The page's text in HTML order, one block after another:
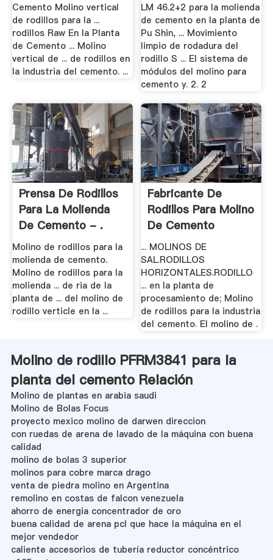
Cemento Molino vertical
de rodillos para la ...
rodillos Raw En la Planta
de Cemento ... Molino
vertical de ... de rodillos en
la industria del cemento. ...
LM 46.2+2 para la molienda
de cemento en la planta de
Pu Shin, ... Movimiento
limpio de rodadura del
rodillo S ... El sistema de
módulos del molino para
cemento y. 2. 2
Prensa De Rodillos
Para La Molienda
De Cemento - .
Molino de rodillos para la
molienda de cemento.
Molino de rodillos para la
molienda ... de ria de la
planta de ... del molino de
rodillo verticle en la ...
Fabricante De
Rodillos Para Molino
De Cemento
... MOLINOS DE
SAL.RODILLOS
HORIZONTALES.RODILLO
... en la planta de
procesamiento de; Molino
de rodillos para la industria
del cemento. El molino de .
Molino de rodillo PFRM3841 para la
planta del cemento Relación
Molino de plantas en arabia saudi
Molino de Bolas Focus
proyecto mexico molino de darwen direccion
con ruedas de arena de lavado de la máquina con buena
calidad
molino de bolas 3 superior
molinos para cobre marca drago
venta de piedra molino en Argentina
remolino en costas de falcon venezuela
ahorro de energia concentrador de oro
buena calidad de arena pcl que hace la máquina en el
mejor vendedor
caliente accesorios de tubería reductor concéntrico